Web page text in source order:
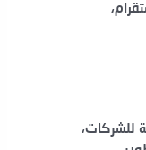
للشركات،